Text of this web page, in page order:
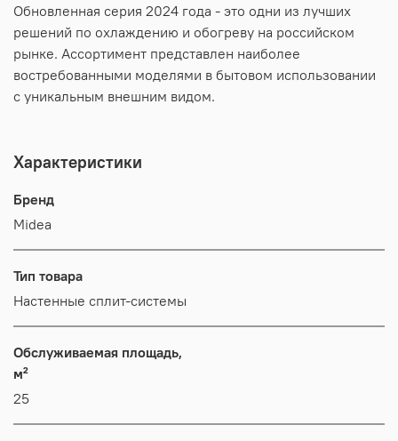
Обновленная серия 2024 года - это одни из лучших
решений по охлаждению и обогреву на российском
рынке. Ассортимент представлен наиболее
востребованными моделями в бытовом использовании
с уникальным внешним видом.
Характеристики
Бренд
Midea
Тип товара
Настенные сплит-системы
Обслуживаемая площадь,
м²
25